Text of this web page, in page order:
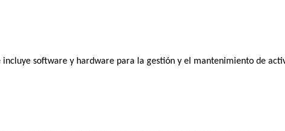
software y hardware para la gestión y el mantenimiento de